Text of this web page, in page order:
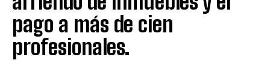
pago a más de cien
profesionales.